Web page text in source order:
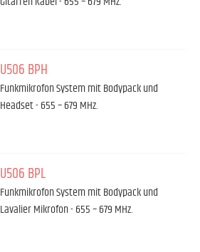
U506 BPH
Funkmikrofon System mit Bodypack und
Headset - 655 – 679 MHz.
U506 BPL
Funkmikrofon System mit Bodypack und
Lavalier Mikrofon - 655 – 679 MHz.